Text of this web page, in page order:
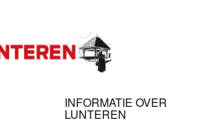
INFORMATIE OVER
LUNTEREN